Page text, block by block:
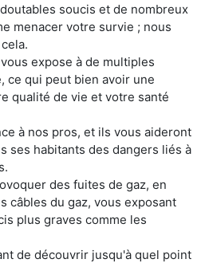
soucis et de nombreux
menacer votre survie ; nous
expose à de multiples
ce qui peut bien avoir une
qualité de vie et votre santé
à nos pros, et ils vous aideront
ses habitants des dangers liés à
des fuites de gaz, en
câbles du gaz, vous exposant
plus graves comme les
de découvrir jusqu'à quel point